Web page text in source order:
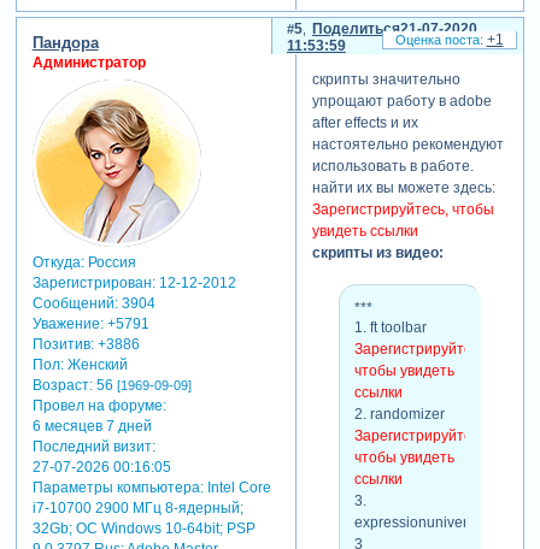
после маркеров
реверс
анимации
привязки к
предыдущим
слоям,
рекурсии
привязка к
имени слоя
8. методы
работы с
цветом
sampleimage()
9.
продвинутые
методы-2
координатные
пространства,
toworld
parenting 2.0
(временный, с
задержкой)
Поделиться
5
21-07-2020
11:53:59
Пандора
Администратор
Откуда:Россия
Зарегистрирован: 12-12-2012
Сообщений:3904
Уважение: +5791
Позитив: +3886
Пол:Женский
Возраст:56 [1969-09-09]
Провел на форуме:
6 месяцев 7 дней
Последний визит:
27-07-2026 00:16:05
Параметры компьютера:Intel Core
i7-10700 2900 МГц 8-ядерный;
32Gb; ОС Windows 10-64bit; PSP
скрипты значительно
упрощают работу в adobe
after effects и их
настоятельно рекомендуют
использовать в работе.
найти их вы можете здесь:
Зарегистрируйтесь, чтобы
увидеть ссылки
скрипты из видео:
***
1. ft toolbar
Зарегистрируйтесь,
чтобы увидеть
ссылки
2. randomizer
Зарегистрируйтесь,
чтобы увидеть
ссылки
3.
expressionuniversalizer
3
+1